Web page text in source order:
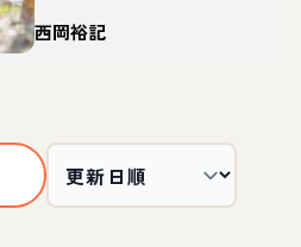
てどんな犬？性格・特
徴・育て方・迎え方
西岡裕記